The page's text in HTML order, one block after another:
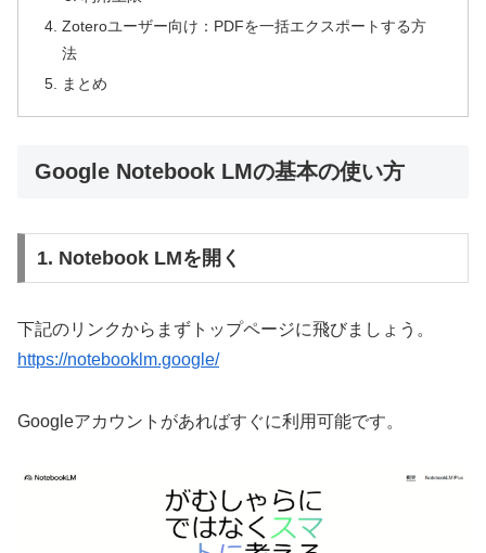
Zoteroユーザー向け：PDFを一括エクスポートする方
法
まとめ
Google Notebook LMの基本の使い方
1. Notebook LMを開く
下記のリンクからまずトップページに飛びましょう。
https://notebooklm.google/
Googleアカウントがあればすぐに利用可能です。